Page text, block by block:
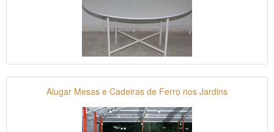
Alugar Mesas e Cadeiras de Ferro nos Jardins